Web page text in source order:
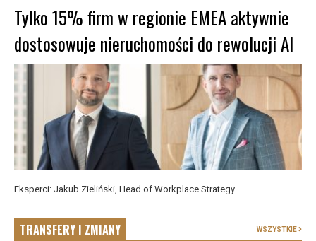
Tylko 15% firm w regionie EMEA aktywnie
dostosowuje nieruchomości do rewolucji AI
Eksperci: Jakub Zieliński, Head of Workplace Strategy ...
TRANSFERY I ZMIANY WSZYSTKIE